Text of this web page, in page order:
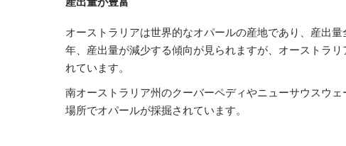
オーストラリアは世界的なオパールの産地であり、産出
年、産出量が減少する傾向が見られますが、オーストラ
れています。
南オーストラリア州のクーバーペディやニューサウスウ
場所でオパールが採掘されています。